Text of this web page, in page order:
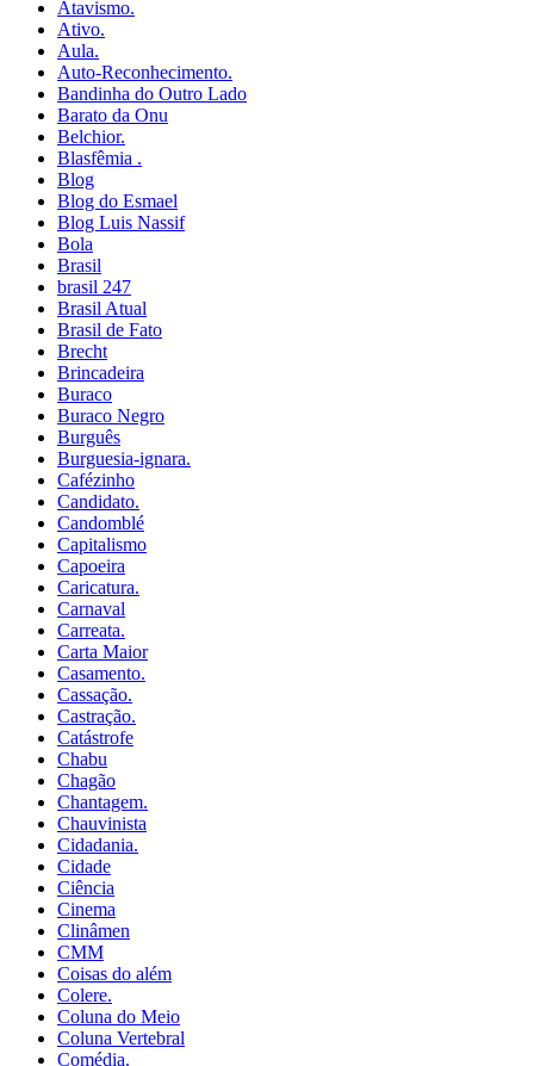
Atavismo.
Ativo.
Aula.
Auto-Reconhecimento.
Bandinha do Outro Lado
Barato da Onu
Belchior.
Blasfêmia .
Blog
Blog do Esmael
Blog Luis Nassif
Bola
Brasil
brasil 247
Brasil Atual
Brasil de Fato
Brecht
Brincadeira
Buraco
Buraco Negro
Burguês
Burguesia-ignara.
Cafézinho
Candidato.
Candomblé
Capitalismo
Capoeira
Caricatura.
Carnaval
Carreata.
Carta Maior
Casamento.
Cassação.
Castração.
Catástrofe
Chabu
Chagão
Chantagem.
Chauvinista
Cidadania.
Cidade
Ciência
Cinema
Clinâmen
CMM
Coisas do além
Colere.
Coluna do Meio
Coluna Vertebral
Comédia.